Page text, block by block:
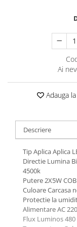
Ai
Adauga
Descriere
Tip Aplica Aplica
Directie Lumina
4500k
Putere 2X5W COB
Culoare Carcasa
Protectie la
Alimentare AC
Flux Luminos 480